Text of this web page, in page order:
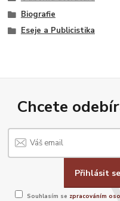
Biografie
Eseje a Publicistika
Chcete
Přihlásit se
Souhlasím se zpracováním